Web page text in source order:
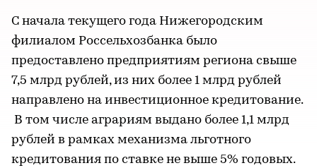
С начала текущего года Нижегородским
филиалом Россельхозбанка было
предоставлено предприятиям региона свыше
7,5 млрд рублей, из них более 1 млрд рублей
направлено на инвестиционное кредитование.
В том числе аграриям выдано более 1,1 млрд
рублей в рамках механизма льготного
кредитования по ставке не выше 5% годовых.